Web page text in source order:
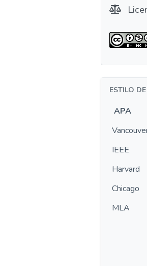
ESTILO
APA
IEEE
Harvard
Chicago
MLA